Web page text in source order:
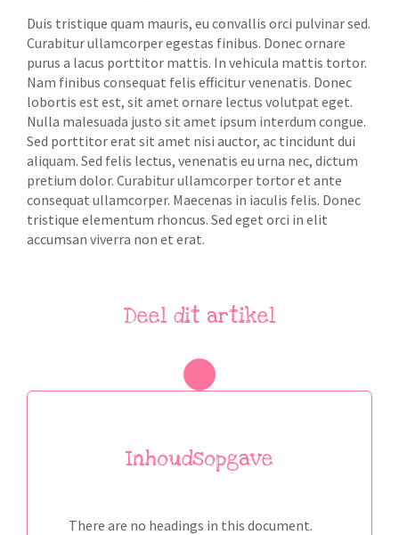
Duis tristique quam mauris, eu convallis orci pulvinar sed.
Curabitur ullamcorper egestas finibus. Donec ornare
purus a lacus porttitor mattis. In vehicula mattis tortor.
Nam finibus consequat felis efficitur venenatis. Donec
lobortis est est, sit amet ornare lectus volutpat eget.
Nulla malesuada justo sit amet ipsum interdum congue.
Sed porttitor erat sit amet nisi auctor, ac tincidunt dui
aliquam. Sed felis lectus, venenatis eu urna nec, dictum
pretium dolor. Curabitur ullamcorper tortor et ante
consequat ullamcorper. Maecenas in iaculis felis. Donec
tristique elementum rhoncus. Sed eget orci in elit
accumsan viverra non et erat.
Deel dit artikel
Inhoudsopgave
There are no headings in this document.